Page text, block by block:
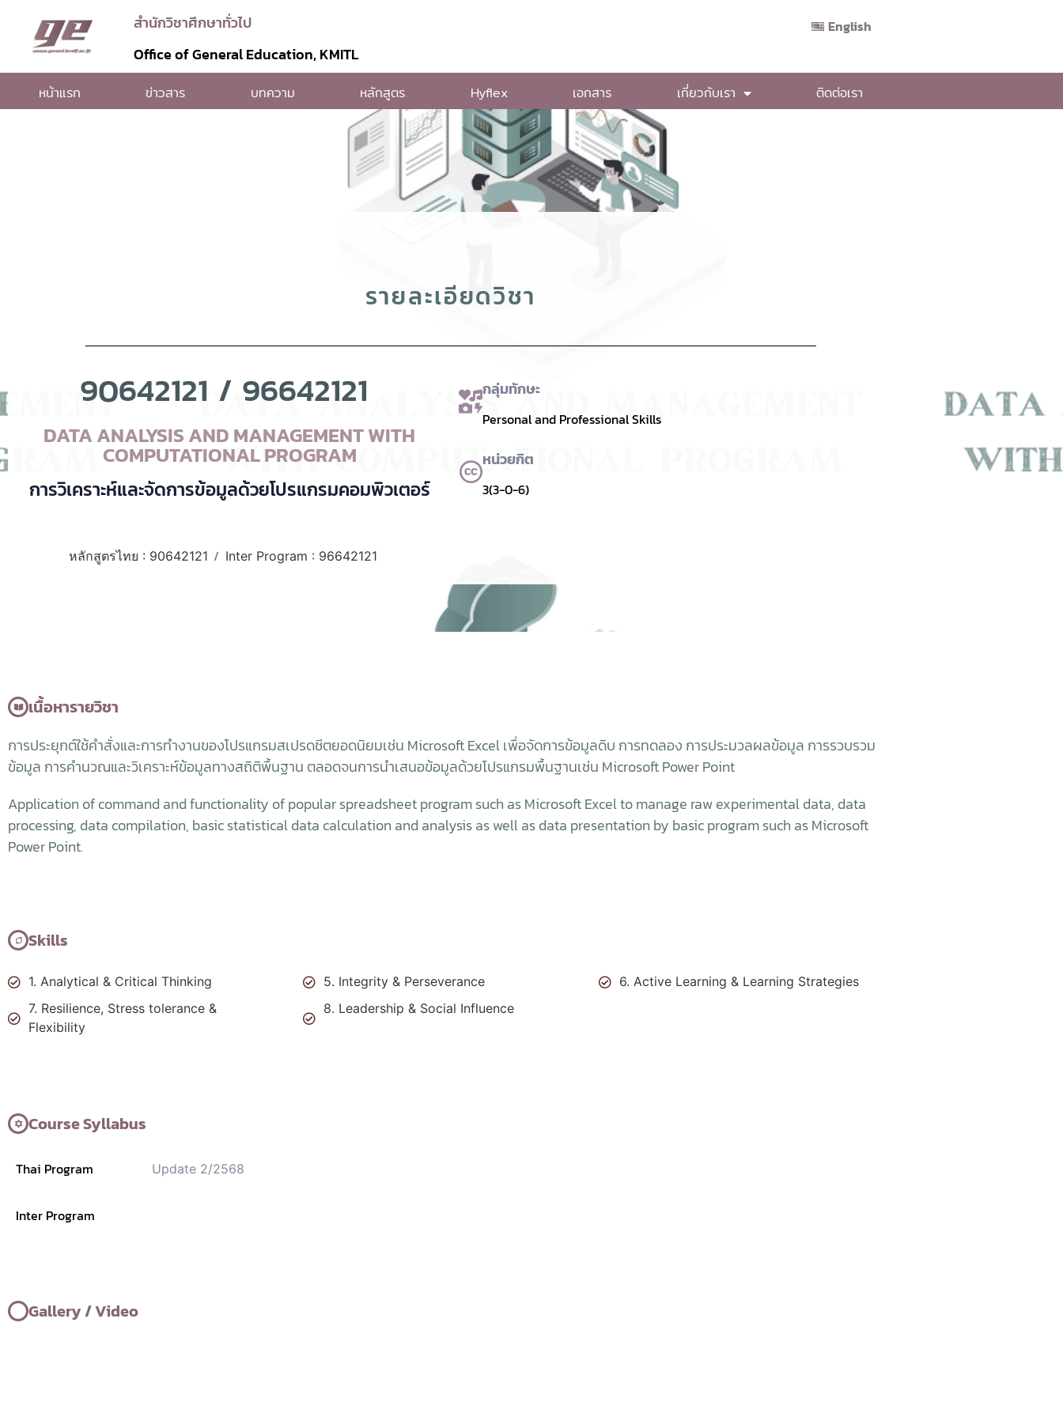
สำนักวิชาศึกษาทั่วไป
Office of General Education, KMITL
English
หน้าแรก ข่าวสาร บทความ หลักสูตร Hyflex เอกสาร เกี่ยวกับเรา ติดต่อเรา
รายละเอียดวิชา
90642121 / 96642121
DATA ANALYSIS AND MANAGEMENT WITH
COMPUTATIONAL PROGRAM
การวิเคราะห์และจัดการข้อมูลด้วยโปรแกรมคอมพิวเตอร์
หลักสูตรไทย : 90642121 / Inter Program : 96642121
กลุ่มทักษะ
Personal and Professional Skills
หน่วยกิต
3(3-0-6)
เนื้อหารายวิชา
การประยุกต์ใช้คำสั่งและการทำงานของโปรแกรมสเปรดชีตยอดนิยมเช่น Microsoft Excel เพื่อจัดการข้อมูลดิบ การทดลอง การประมวลผลข้อมูล การรวบรวม
ข้อมูล การคำนวณและวิเคราะห์ข้อมูลทางสถิติพื้นฐาน ตลอดจนการนำเสนอข้อมูลด้วยโปรแกรมพื้นฐานเช่น Microsoft Power Point
Application of command and functionality of popular spreadsheet program such as Microsoft Excel to manage raw experimental data, data
processing, data compilation, basic statistical data calculation and analysis as well as data presentation by basic program such as Microsoft
Power Point.
Skills
1. Analytical & Critical Thinking 5. Integrity & Perseverance
6. Active Learning & Learning Strategies
7. Resilience, Stress tolerance &
Flexibility
8. Leadership & Social Influence
Course Syllabus
Thai Program Update 2/2568
Inter Program
Gallery / Video